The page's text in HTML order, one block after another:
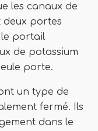
les canaux de
deux portes
le portail
de potassium
porte.
un type de
fermé. Ils
dans le